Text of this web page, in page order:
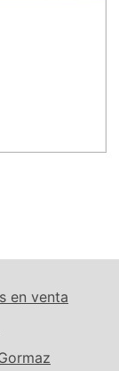
en venta